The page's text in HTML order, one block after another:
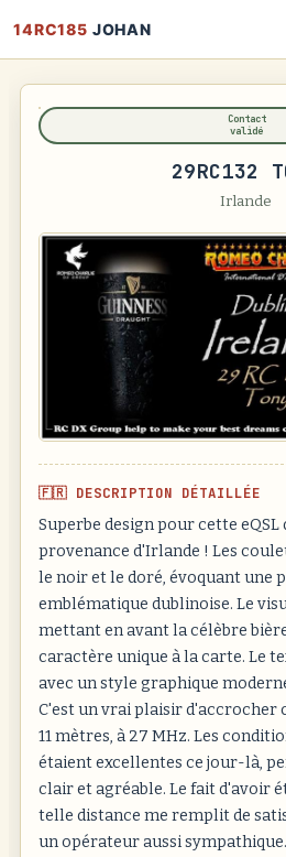
14RC185 JOHAN
Contact
validé
29RC132
Irlande
🇫🇷 DESCRIPTION DÉTAILLÉE
Superbe design pour cette eQSL
provenance d'Irlande ! Les
le noir et le doré, évoquant une
emblématique dublinoise. Le
mettant en avant la célèbre
caractère unique à la carte. Le
avec un style graphique
C'est un vrai plaisir d'accrocher
11 mètres, à 27 MHz. Les
étaient excellentes ce jour-là,
clair et agréable. Le fait d'avoir
telle distance me remplit de
un opérateur aussi